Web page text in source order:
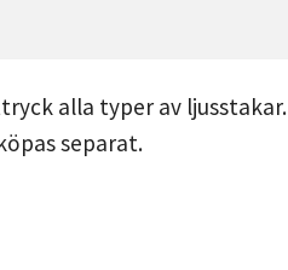
alla typer av ljusstakar.
separat.